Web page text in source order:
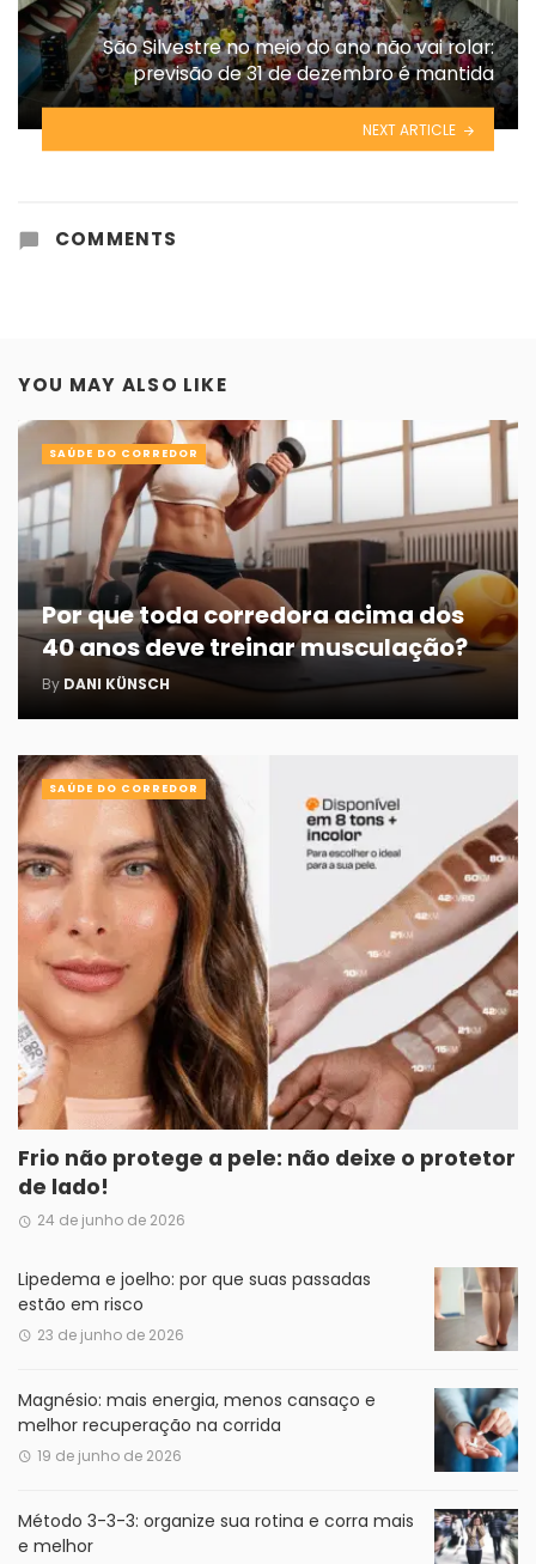
São Silvestre no meio do ano não vai rolar:
previsão de 31 de dezembro é mantida
NEXT ARTICLE
COMMENTS
YOU MAY ALSO LIKE
Por que toda corredora acima dos
40 anos deve treinar musculação?
By DANI KÜNSCH
SAÚDE DO CORREDOR
Frio não protege a pele: não deixe o protetor
de lado!
24 de junho de 2026
SAÚDE DO CORREDOR
Lipedema e joelho: por que suas passadas
estão em risco
23 de junho de 2026
Magnésio: mais energia, menos cansaço e
melhor recuperação na corrida
19 de junho de 2026
Método 3-3-3: organize sua rotina e corra mais
e melhor